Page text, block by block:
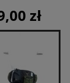
zł